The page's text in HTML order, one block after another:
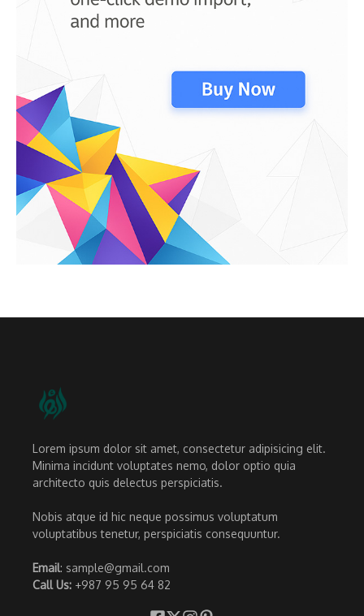
Lorem ipsum dolor sit amet, consectetur adipisicing elit.
Minima incidunt voluptates nemo, dolor optio quia
architecto quis delectus perspiciatis.
Nobis atque id hic neque possimus voluptatum
voluptatibus tenetur, perspiciatis consequuntur.
Email: sample@gmail.com
Call Us: +987 95 95 64 82